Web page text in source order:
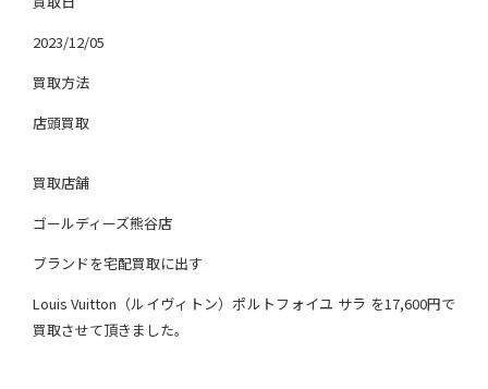
2023/12/05
買取方法
店頭買取
買取店舗
ゴールディーズ熊谷店
ブランドを宅配買取に出す
Louis Vuitton（ルイヴィトン）ポルトフォイユ サラ を17,600円で
買取させて頂きました。